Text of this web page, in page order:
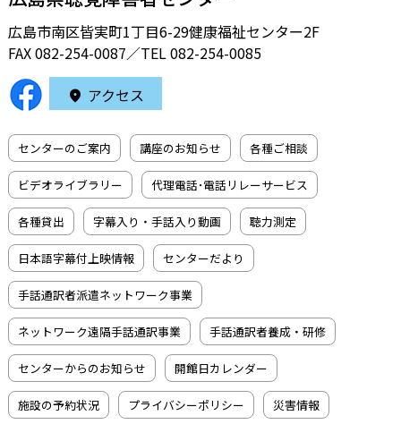
広島市南区皆実町1丁目6-29健康福祉センター2F
FAX 082-254-0087／TEL082-254-0085
アクセス
センターのご案内 講座のお知らせ 各種ご相談
ビデオライブラリー 代理電話･電話リレーサービス
各種貸出 字幕入り・手話入り動画 聴力測定
日本語字幕付上映情報 センターだより
手話通訳者派遣ネットワーク事業
ネットワーク遠隔手話通訳事業 手話通訳者養成・研修
センターからのお知らせ 開館日カレンダー
施設の予約状況 プライバシーポリシー 災害情報